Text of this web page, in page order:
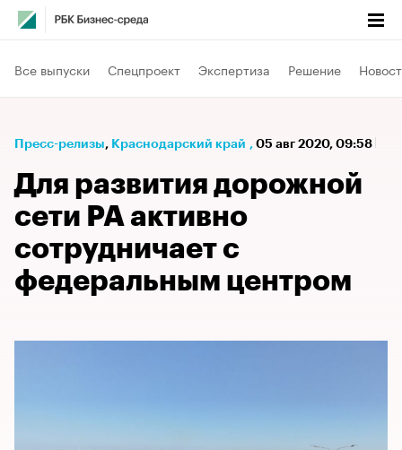
Все выпуски Спецпроект Экспертиза Решение
Пресс-релизы⁠, Краснодарский край , 05 авг 2020, 09:58
Для развития дорожной
сети РА активно
сотрудничает с
федеральным центром